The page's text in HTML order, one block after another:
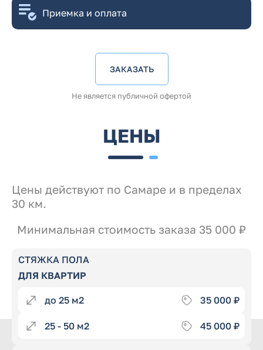
Приемка и оплата
ЗАКАЗАТЬ
Не является публичной офертой
ЦЕНЫ
Цены действуют по Самаре и в пределах
30 км.
Минимальная стоимость заказа 35 000 ₽
СТЯЖКА ПОЛА
ДЛЯ КВАРТИР
до 25 35 000
25 - 50 45 000